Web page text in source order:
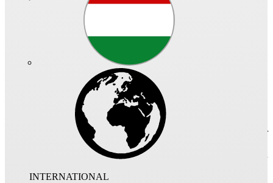
INTERNATIONAL
Art.-Nr.: 40016 - 002
Dezentrales Kompakt-Lüftungsgerät mit Wärmerückgewinnung für
Zur Be- und Entlüftung von einzelnen Räumen, wie
Klassenzimmer, Aufenthaltsräume, Büros, Gewerbeeinheiten,
Ausgestattet mit energiesparenden EC-Motoren und einem
hocheffizienten, VDI-6022-zertifizierten Aluminium-Wärmetauscher
mit bis zu 90% Wärmebereitstellungsgrad.
Automatische Verschlussklappen für Außen- und Fortluft verhindern
strömungsoptimierte Zuluft-Gitter ermöglicht selbst für große